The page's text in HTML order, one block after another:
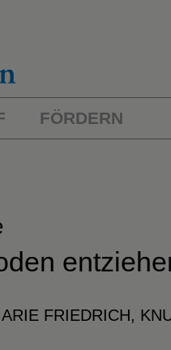
FÖRDERN
FRIEDRICH,